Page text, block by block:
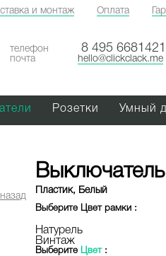
и монтаж Оплата
телефон 8 495 6681421
почта hello@clickclack.me
Розетки Умный
назад
Пластик, Белый
Выберите Цвет рамки :
Натурель
Винтаж
Выберите Цвет :